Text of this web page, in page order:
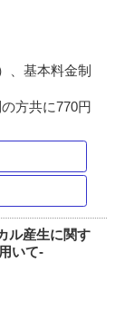
、基本料金制
方共に770円
ル産生に関す
いて-